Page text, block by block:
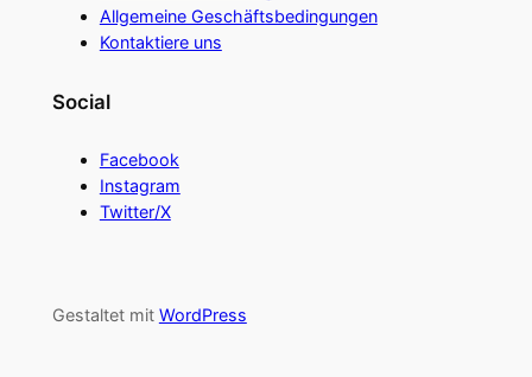
Allgemeine Geschäftsbedingungen
Kontaktiere uns
Social
Facebook
Instagram
Twitter/X
Gestaltet mit WordPress